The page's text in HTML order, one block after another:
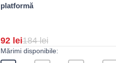
platformă
92 lei184 lei
Mărimi disponibile: